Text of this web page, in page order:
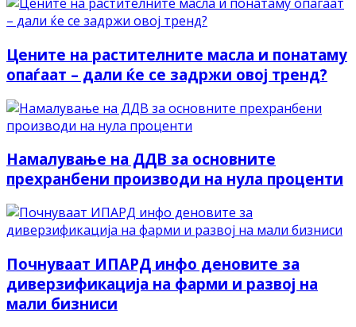
Цените на растителните масла и понатаму
опаѓаат – дали ќе се задржи овој тренд?
Намалување на ДДВ за основните
прехранбени производи на нула проценти
Почнуваат ИПАРД инфо деновите за
диверзификација на фарми и развој на
мали бизниси